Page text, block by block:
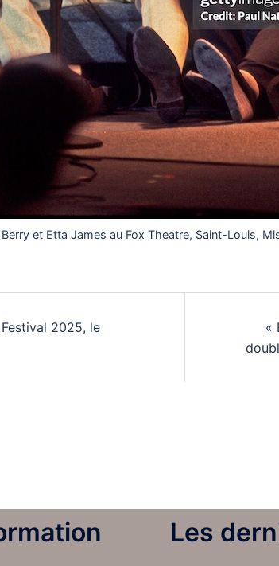
et Etta James au Fox Theatre, Saint-Louis,
2025, le
«
Les